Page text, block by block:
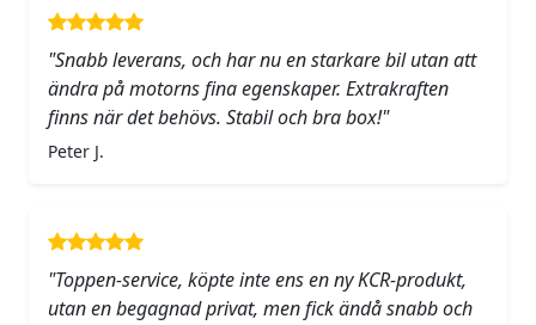
"Snabb leverans, och har nu en starkare bil utan att
ändra på motorns fina egenskaper. Extrakraften
finns när det behövs. Stabil och bra box!"
Peter J.
"Toppen-service, köpte inte ens en ny KCR-produkt,
utan en begagnad privat, men fick ändå snabb och